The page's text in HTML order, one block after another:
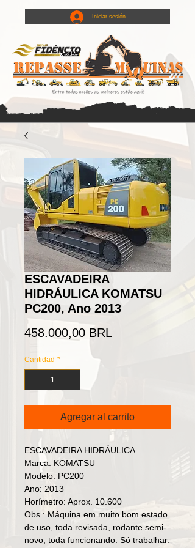
Iniciar sesión
ESCAVADEIRA
HIDRÁULICA KOMATSU
PC200, Ano 2013
458.000,00 BRL
Cantidad *
Agregar al carrito
ESCAVADEIRA HIDRÁULICA
Marca: KOMATSU
Modelo: PC200
Ano: 2013
Horímetro: Aprox. 10.600
Obs.: Máquina em muito bom estado
de uso, toda revisada, rodante semi-
novo, toda funcionando. Só trabalhar.